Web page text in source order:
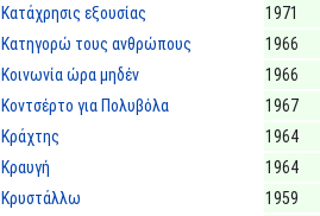
Κατάχρησις εξουσίας
1971
Κατηγορώ τους ανθρώπους
1966
Κοινωνία ώρα μηδέν
1966
Κοντσέρτο για Πολυβόλα
1967
Κράχτης
1964
Κραυγή
1964
Κρυστάλλω
1959